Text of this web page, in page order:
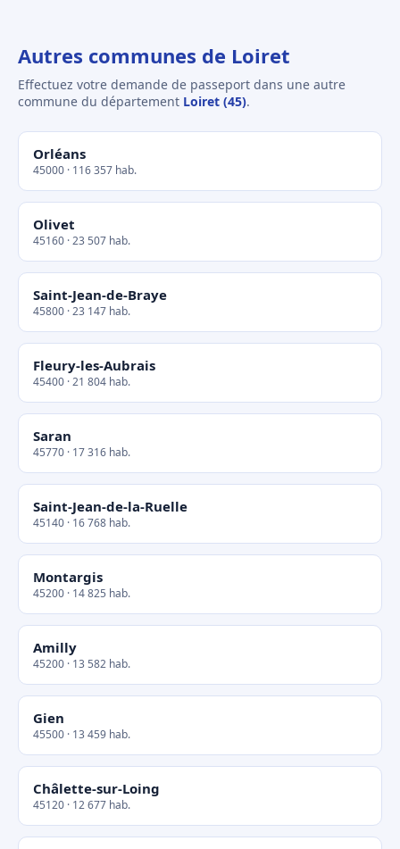
Autres communes de Loiret
Effectuez votre demande de passeport dans une autre
commune du département Loiret (45).
Orléans
45000 · 116 357 hab.
Olivet
45160 · 23 507 hab.
Saint-Jean-de-Braye
45800 · 23 147 hab.
Fleury-les-Aubrais
45400 · 21 804 hab.
Saran
45770 · 17 316 hab.
Saint-Jean-de-la-Ruelle
45140 · 16 768 hab.
Montargis
45200 · 14 825 hab.
Amilly
45200 · 13 582 hab.
Gien
45500 · 13 459 hab.
Châlette-sur-Loing
45120 · 12 677 hab.